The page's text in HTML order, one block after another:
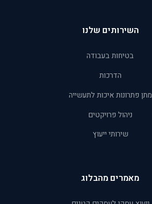
השירותים שלנו
בטיחות בעבודה
הדרכות
מתן פתרונות איכות לתעשייה
ניהול פרויקטים
שירותי ייעוץ
מאמרים מהבלוג